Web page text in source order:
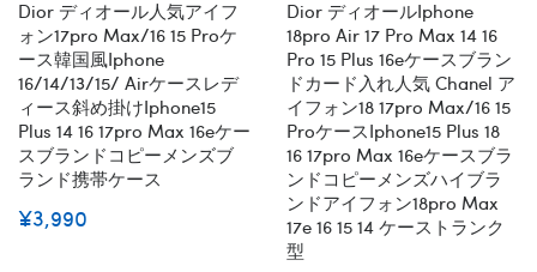
Dior ディオール人気アイフ
ォン17pro Max/16 15 Proケ
ース韓国風iphone
16/14/13/15/ Airケースレデ
ィース斜め掛けiphone15
Plus 14 16 17pro Max 16eケー
スブランドコピーメンズブ
ランド携帯ケース
¥3,990
Dior ディオールiphone
18pro Air 17 Pro Max 14 16
Pro 15 Plus 16eケースブラン
ドカード入れ人気 Chanel ア
イフォン18 17pro Max/16 15
Proケースiphone15 Plus 18
16 17pro Max 16eケースブラ
ンドコピーメンズハイブラ
ンドアイフォン18pro Max
17e 16 15 14 ケーストランク
型